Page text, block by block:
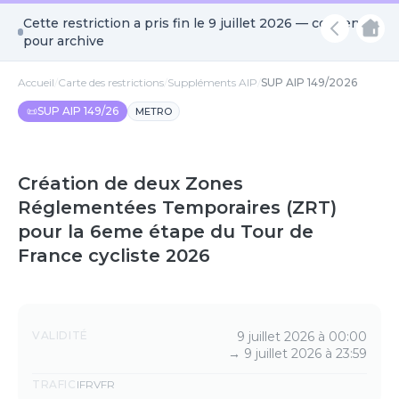
Cette restriction a pris fin le9 juillet 2026 — conservée
pour archive
Accueil Carte des restrictions Suppléments AIP SUP AIP 149/2026
📜SUP AIP 149/26 METRO
Création de deux Zones
Réglementées Temporaires (ZRT)
pour la 6eme étape du Tour de
France cycliste 2026
Détails
VALIDITÉ
9 juillet 2026 à 00:00
→ 9 juillet 2026 à 23:59
TRAFIC IFRVFR